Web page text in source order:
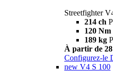
Streetfighter
214 ch
120 Nm
189 kg
À partir de 28
Configurez-le
new V4 S 100